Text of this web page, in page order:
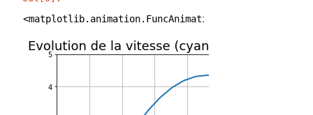
<matplotlib.animation.FuncAnimation at